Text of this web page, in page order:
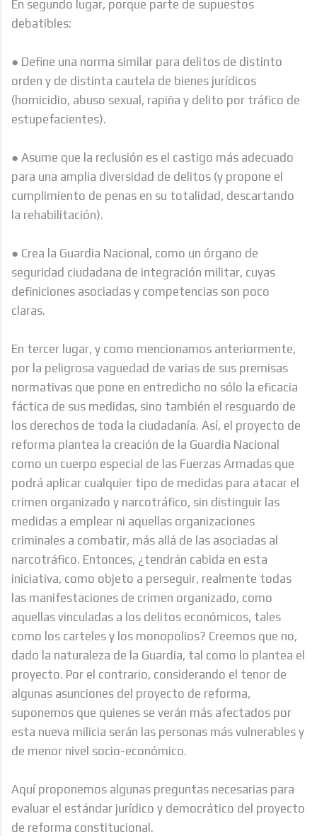
En segundo lugar, porque parte de supuestos
debatibles:
● Define una norma similar para delitos de distinto
orden y de distinta cautela de bienes jurídicos
(homicidio, abuso sexual, rapiña y delito por tráfico de
estupefacientes).
● Asume que la reclusión es el castigo más adecuado
para una amplia diversidad de delitos (y propone el
cumplimiento de penas en su totalidad, descartando
la rehabilitación).
● Crea la Guardia Nacional, como un órgano de
seguridad ciudadana de integración militar, cuyas
definiciones asociadas y competencias son poco
claras.
En tercer lugar, y como mencionamos anteriormente,
por la peligrosa vaguedad de varias de sus premisas
normativas que pone en entredicho no sólo la eficacia
fáctica de sus medidas, sino también el resguardo de
los derechos de toda la ciudadanía. Así, el proyecto de
reforma plantea la creación de la Guardia Nacional
como un cuerpo especial de las Fuerzas Armadas que
podrá aplicar cualquier tipo de medidas para atacar el
crimen organizado y narcotráfico, sin distinguir las
medidas a emplear ni aquellas organizaciones
criminales a combatir, más allá de las asociadas al
narcotráfico. Entonces, ¿tendrán cabida en esta
iniciativa, como objeto a perseguir, realmente todas
las manifestaciones de crimen organizado, como
aquellas vinculadas a los delitos económicos, tales
como los carteles y los monopolios? Creemos que no,
dado la naturaleza de la Guardia, tal como lo plantea el
proyecto. Por el contrario, considerando el tenor de
algunas asunciones del proyecto de reforma,
suponemos que quienes se verán más afectados por
esta nueva milicia serán las personas más vulnerables y
de menor nivel socio-económico.
Aquí proponemos algunas preguntas necesarias para
evaluar el estándar jurídico y democrático del proyecto
de reforma constitucional.